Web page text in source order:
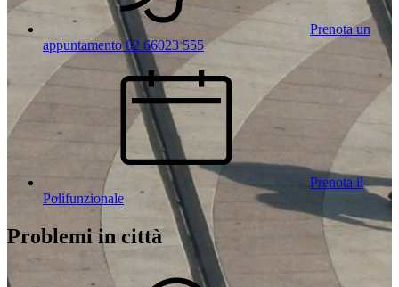
Prenota un
appuntamento 02 66023 555
Prenota il
Polifunzionale
Problemi in città